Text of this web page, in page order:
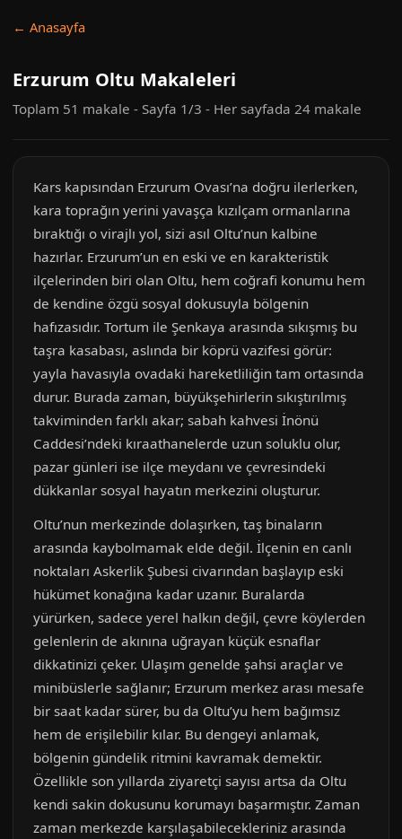
← Anasayfa
Erzurum Oltu Makaleleri
Toplam 51 makale - Sayfa 1/3 - Her sayfada 24 makale
Kars kapısından Erzurum Ovası’na doğru ilerlerken,
kara toprağın yerini yavaşça kızılçam ormanlarına
bıraktığı o virajlı yol, sizi asıl Oltu’nun kalbine
hazırlar. Erzurum’un en eski ve en karakteristik
ilçelerinden biri olan Oltu, hem coğrafi konumu hem
de kendine özgü sosyal dokusuyla bölgenin
hafızasıdır. Tortum ile Şenkaya arasında sıkışmış bu
taşra kasabası, aslında bir köprü vazifesi görür:
yayla havasıyla ovadaki hareketliliğin tam ortasında
durur. Burada zaman, büyükşehirlerin sıkıştırılmış
takviminden farklı akar; sabah kahvesi İnönü
Caddesi’ndeki kıraathanelerde uzun soluklu olur,
pazar günleri ise ilçe meydanı ve çevresindeki
dükkanlar sosyal hayatın merkezini oluşturur.
Oltu’nun merkezinde dolaşırken, taş binaların
arasında kaybolmamak elde değil. İlçenin en canlı
noktaları Askerlik Şubesi civarından başlayıp eski
hükümet konağına kadar uzanır. Buralarda
yürürken, sadece yerel halkın değil, çevre köylerden
gelenlerin de akınına uğrayan küçük esnaflar
dikkatinizi çeker. Ulaşım genelde şahsi araçlar ve
minibüslerle sağlanır; Erzurum merkez arası mesafe
bir saat kadar sürer, bu da Oltu’yu hem bağımsız
hem de erişilebilir kılar. Bu dengeyi anlamak,
bölgenin gündelik ritmini kavramak demektir.
Özellikle son yıllarda ziyaretçi sayısı artsa da Oltu
kendi sakin dokusunu korumayı başarmıştır. Zaman
zaman merkezde karşılaşabilecekleriniz arasında